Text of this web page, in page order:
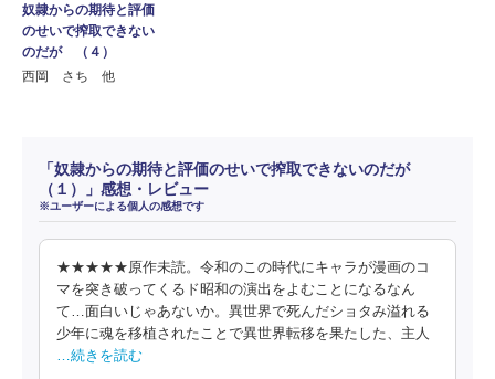
奴隷からの期待と評価
のせいで搾取できない
のだが （４）
西岡 さち 他
「奴隷からの期待と評価のせいで搾取できないのだが
（１）」感想・レビュー
※ユーザーによる個人の感想です
★★★★★原作未読。令和のこの時代にキャラが漫画のコ
マを突き破ってくるド昭和の演出をよむことになるなん
て…面白いじゃあないか。異世界で死んだショタみ溢れる
少年に魂を移植されたことで異世界転移を果たした、主人
…続きを読む